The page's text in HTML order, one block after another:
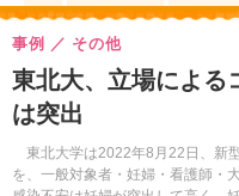
東北大、立場によ
は突出
東北大学は2022年8月22日、新
を、一般対象者・妊婦・看護師・
事例 その他